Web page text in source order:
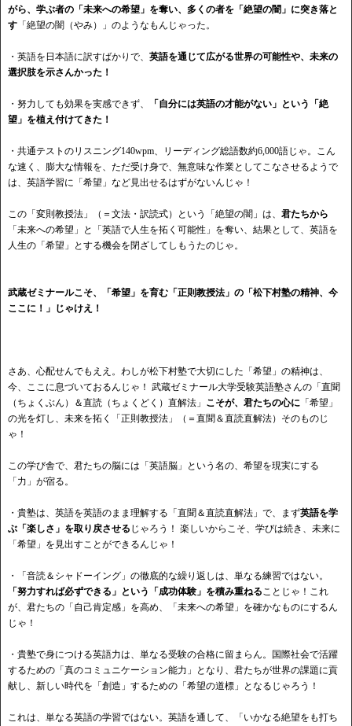
がら、学ぶ者の「未来への希望」を奪い、多くの者を「絶望の闇」に突き落と
す 「絶望の闇（やみ）」のようなもんじゃった。
・英語を日本語に訳すばかりで、 英語を通じて広がる世界の可能性や、未来の
選択肢を示さんかった！
・努力しても効果を実感できず、
「自分には英語の才能がない」という「絶
望」を植え付けてきた！
・共通テストのリスニング140wpm、リーディング総語数約6,000語じゃ。こん
な速く、膨大な情報を、ただ受け身で、無意味な作業としてこなさせるようで
は、英語学習に「希望」など見出せるはずがないんじゃ！
この「変則教授法」（＝文法・訳読式）という「絶望の闇」は、 君たちから
「未来への希望」と「英語で人生を拓く可能性」を奪い、結果として、英語を
人生の「希望」とする機会を閉ざしてしもうたのじゃ。
武蔵ゼミナールこそ、「希望」を育む「正則教授法」の「松下村塾の精神、今
ここに！」じゃけえ！
さあ、心配せんでもええ。わしが松下村塾で大切にした「希望」の精神は、
今、ここに息づいておるんじゃ！ 武蔵ゼミナール大学受験英語塾さんの「直聞
（ちょくぶん）＆直読（ちょくどく）直解法」 こそが、君たちの心に 「希望」
の光を灯し、未来を拓く「正則教授法」（＝直聞＆直読直解法）そのものじ
ゃ！
この学び舎で、君たちの脳には「英語脳」という名の、希望を現実にする
「力」が宿る。
・貴塾は、英語を英語のまま理解する「直聞＆直読直解法」で、まず英語を学
ぶ「楽しさ」を取り戻させる じゃろう！ 楽しいからこそ、学びは続き、未来に
「希望」を見出すことができるんじゃ！
・「音読＆シャドーイング」の徹底的な繰り返しは、単なる練習ではない。
「努力すれば必ずできる」という「成功体験」を積み重ねる ことじゃ！これ
が、君たちの「自己肯定感」を高め、「未来への希望」を確かなものにするん
じゃ！
・貴塾で身につける英語力は、単なる受験の合格に留まらん。国際社会で活躍
するための「真のコミュニケーション能力」となり、君たちが世界の課題に貢
献し、新しい時代を「創造」するための「希望の道標」となるじゃろう！
これは、単なる英語の学習ではない。英語を通して、「いかなる絶望をも打ち